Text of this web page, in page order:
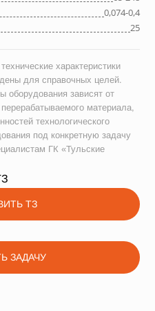
0,074-0,4
25
характеристики
для справочных целей.
оборудования зависят от
материала,
технологического
под конкретную задачу
ГК «Тульские
ТЗ
ЗАДАЧУ